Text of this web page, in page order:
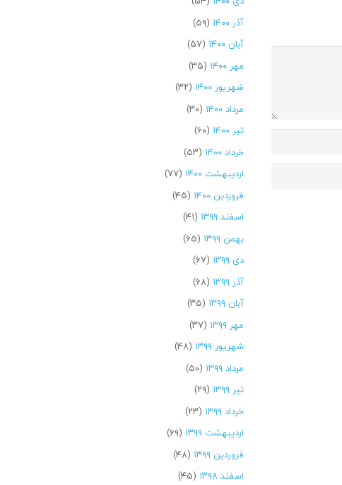
آذر ۱۴۰۰
(۵۹)
آبان ۱۴۰۰
(۵۷)
مهر ۱۴۰۰
(۳۵)
شهریور ۱۴۰۰
(۳۲)
مرداد ۱۴۰۰
(۳۰)
تیر ۱۴۰۰
(۶۰)
خرداد ۱۴۰۰
(۵۳)
اردیبهشت ۱۴۰۰
(۷۷)
فروردین ۱۴۰۰
(۴۵)
اسفند ۱۳۹۹
(۴۱)
بهمن ۱۳۹۹
(۶۵)
دی ۱۳۹۹
(۶۷)
آذر ۱۳۹۹
(۶۸)
آبان ۱۳۹۹
(۳۵)
مهر ۱۳۹۹
(۳۷)
شهریور ۱۳۹۹
(۴۸)
مرداد ۱۳۹۹
(۵۰)
تیر ۱۳۹۹
(۲۹)
خرداد ۱۳۹۹
(۲۳)
اردیبهشت ۱۳۹۹
(۶۹)
فروردین ۱۳۹۹
(۴۸)
اسفند ۱۳۹۸
(۴۵)